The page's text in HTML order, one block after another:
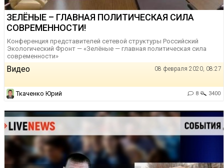
ЗЕЛЁНЫЕ – ГЛАВНАЯ ПОЛИТИЧЕСКАЯ СИЛА
СОВРЕМЕННОСТИ!
Конференция представителей сетевой структуры Российский
Экологический Фронт — «Зелёные — главная политическая сила
современности»
Видео 08 февраля 2020, 08:27
Ткаченко Юрий 8 3400